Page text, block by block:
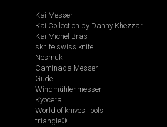
Kai Messer
Kai Collection by Danny Khezzar
Kai Michel Bras
sknife swiss knife
Nesmuk
Caminada Messer
Güde
Windmühlenmesser
Kyocera
World of knives Tools
triangle®